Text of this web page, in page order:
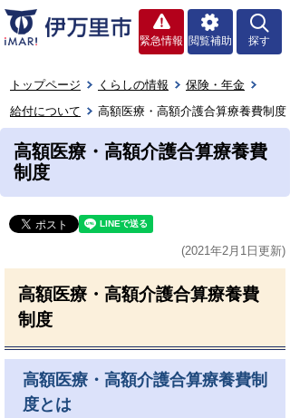
緊急情報 閲覧補助 探す
トップページ くらしの情報
保険・年金
給付について
高額医療・高額介護合算療養費制度
高額医療・高額介護合算療養費
制度
(2021年2月1日更新)
高額医療・高額介護合算療養費
制度
高額医療・高額介護合算療養費制
度とは